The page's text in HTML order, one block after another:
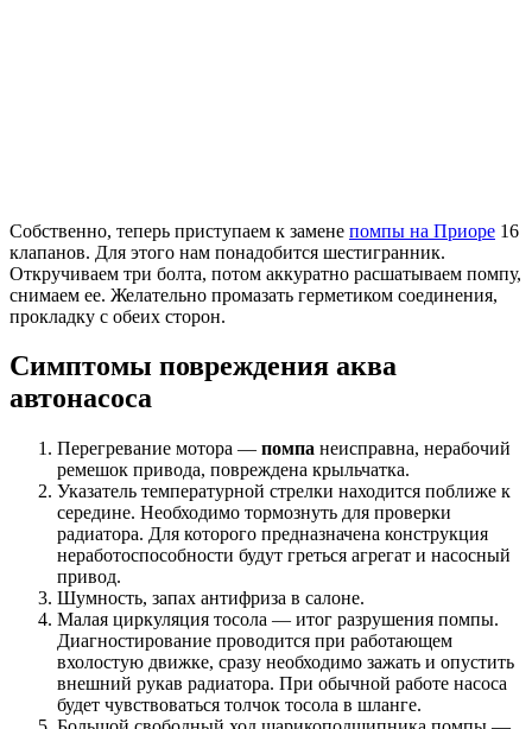
Собственно, теперь приступаем к замене помпы на Приоре 16
клапанов. Для этого нам понадобится шестигранник.
Откручиваем три болта, потом аккуратно расшатываем помпу,
снимаем ее. Желательно промазать герметиком соединения,
прокладку с обеих сторон.
Симптомы повреждения аква
автонасоса
Перегревание мотора — помпа неисправна, нерабочий
ремешок привода, повреждена крыльчатка.
Указатель температурной стрелки находится поближе к
середине. Необходимо тормознуть для проверки
радиатора. Для которого предназначена конструкция
неработоспособности будут греться агрегат и насосный
привод.
Шумность, запах антифриза в салоне.
Малая циркуляция тосола — итог разрушения помпы.
Диагностирование проводится при работающем
вхолостую движке, сразу необходимо зажать и опустить
внешний рукав радиатора. При обычной работе насоса
будет чувствоваться толчок тосола в шланге.